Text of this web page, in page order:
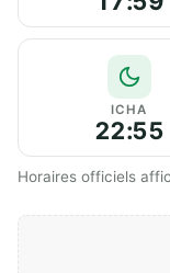
ICHA
22:55
Horaires officiels